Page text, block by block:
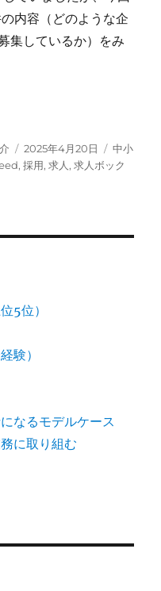
内容（どのような企
集しているか）をみ
め（2025年4月）” の
投
稿
2025年4月20日
カ
テ
中小
,採用,求人 ,求人ボック
5位）
験）
なるモデルケース
に取り組む